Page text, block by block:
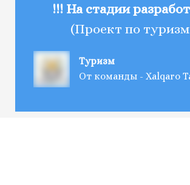
!!! На стадии
(Проект по
Туризм
От команды - Xalqaro